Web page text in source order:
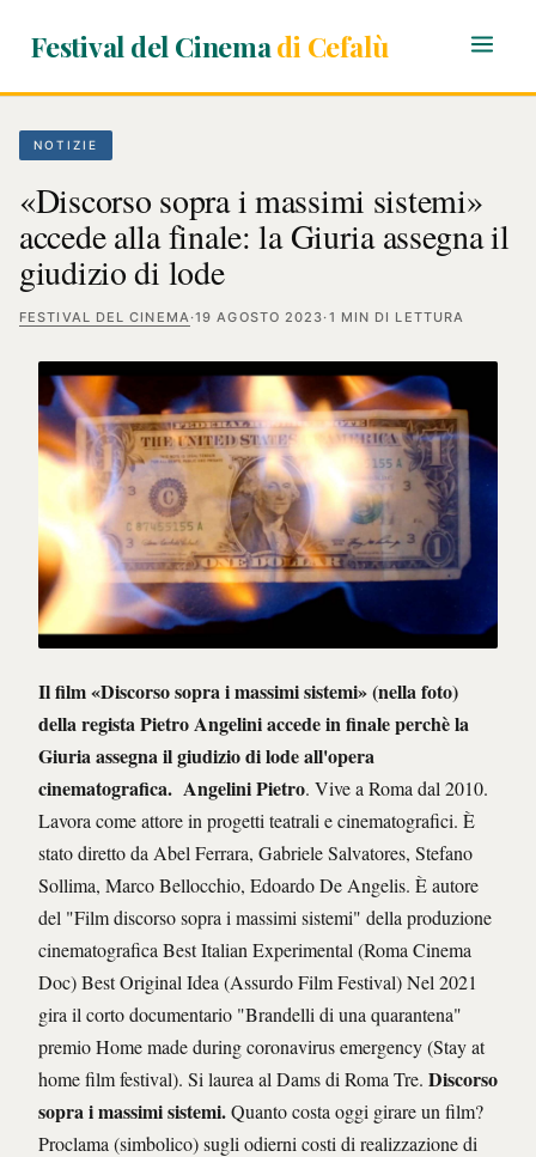
Festival del Cinemadi Cefalù
NOTIZIE
«Discorso sopra i massimi sistemi»
accede alla finale: la Giuria assegna il
giudizio di lode
FESTIVAL DEL CINEMA·19 AGOSTO 2023·1 MIN DI LETTURA
Il film «Discorso sopra i massimi sistemi» (nella foto)
della regista Pietro Angelini accede in finale perchè la
Giuria assegna il giudizio di lode all'opera
cinematografica. Angelini Pietro. Vive a Roma dal 2010.
Lavora come attore in progetti teatrali e cinematografici. È
stato diretto da Abel Ferrara, Gabriele Salvatores, Stefano
Sollima, Marco Bellocchio, Edoardo De Angelis. È autore
del "Film discorso sopra i massimi sistemi" della produzione
cinematografica Best Italian Experimental (Roma Cinema
Doc) Best Original Idea (Assurdo Film Festival) Nel 2021
gira il corto documentario "Brandelli di una quarantena"
premio Home made during coronavirus emergency (Stay at
home film festival). Si laurea al Dams di Roma Tre. Discorso
sopra i massimi sistemi.Quanto costa oggi girare un film?
Proclama (simbolico) sugli odierni costi di realizzazione di